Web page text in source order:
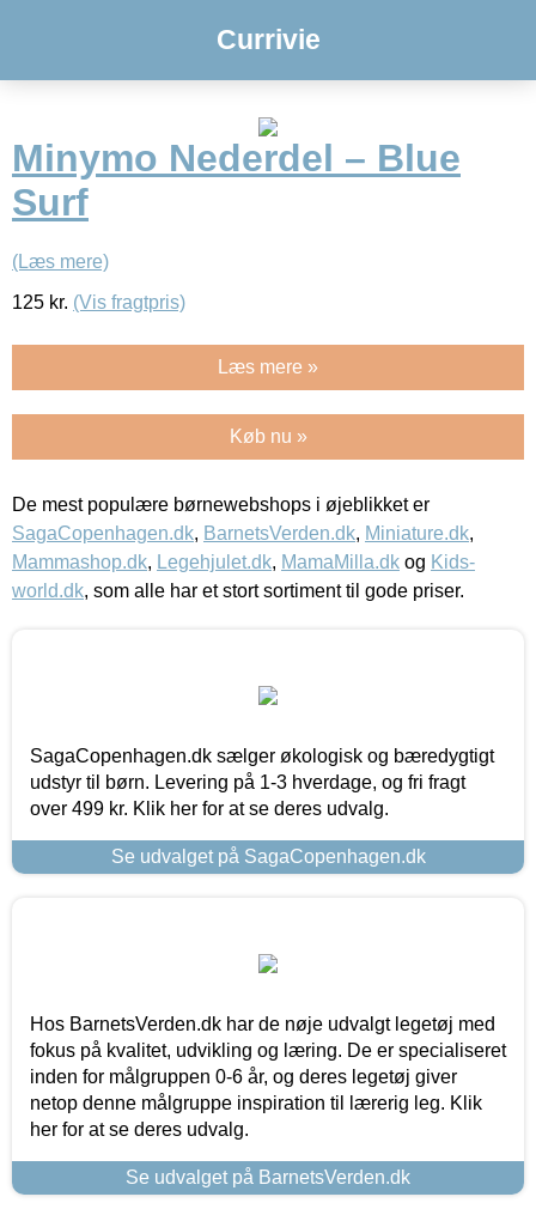
Currivie
Minymo Nederdel – Blue
Surf
(Læs mere)
125 kr. (Vis fragtpris)
Læs mere »
Køb nu »
De mest populære børnewebshops i øjeblikket er
SagaCopenhagen.dk, BarnetsVerden.dk, Miniature.dk,
Mammashop.dk, Legehjulet.dk, MamaMilla.dk og Kids-
world.dk, som alle har et stort sortiment til gode priser.
SagaCopenhagen.dk sælger økologisk og bæredygtigt
udstyr til børn. Levering på 1-3 hverdage, og fri fragt
over 499 kr. Klik her for at se deres udvalg.
Se udvalget på SagaCopenhagen.dk
Hos BarnetsVerden.dk har de nøje udvalgt legetøj med
fokus på kvalitet, udvikling og læring. De er specialiseret
inden for målgruppen 0-6 år, og deres legetøj giver
netop denne målgruppe inspiration til lærerig leg. Klik
her for at se deres udvalg.
Se udvalget på BarnetsVerden.dk